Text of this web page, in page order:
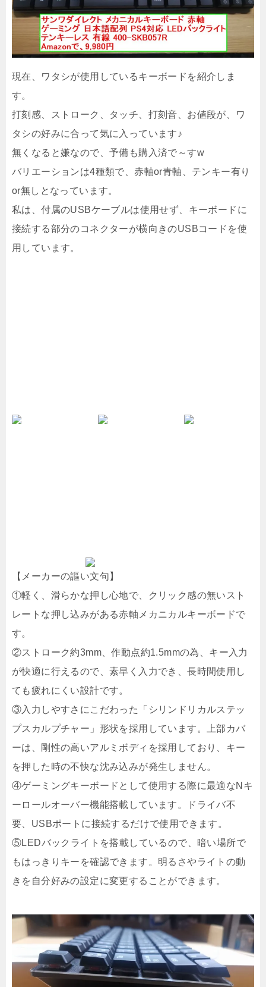
現在、ワタシが使用しているキーボードを紹介しま
す。
打刻感、ストローク、タッチ、打刻音、お値段が、ワ
タシの好みに合って気に入っています♪
無くなると嫌なので、予備も購入済で～すw
バリエーションは4種類で、赤軸or青軸、テンキー有り
or無しとなっています。
私は、付属のUSBケーブルは使用せず、キーボードに
接続する部分のコネクターが横向きのUSBコードを使
用しています。
【メーカーの謳い文句】
①軽く、滑らかな押し心地で、クリック感の無いスト
レートな押し込みがある赤軸メカニカルキーボードで
す。
②ストローク約3mm、作動点約1.5mmの為、キー入力
が快適に行えるので、素早く入力でき、長時間使用し
ても疲れにくい設計です。
③入力しやすさにこだわった「シリンドリカルステッ
プスカルプチャー」形状を採用しています。上部カバ
ーは、剛性の高いアルミボディを採用しており、キー
を押した時の不快な沈み込みが発生しません。
④ゲーミングキーボードとして使用する際に最適なNキ
ーロールオーバー機能搭載しています。ドライバ不
要、USBポートに接続するだけで使用できます。
⑤LEDバックライトを搭載しているので、暗い場所で
もはっきりキーを確認できます。明るさやライトの動
きを自分好みの設定に変更することができます。